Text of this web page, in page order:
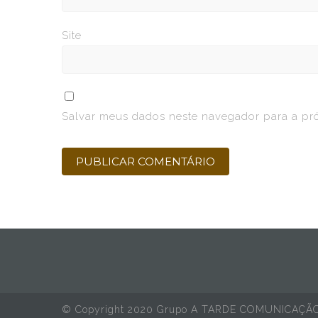
Site
Salvar meus dados neste navegador para a
© Copyright 2020 Grupo A TARDE